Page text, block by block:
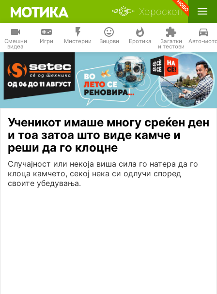
Хороскоп
Смешни
видеа
Игри Мистерии Вицови Еротика Загатки
и тестови
Авто-
Ученикот имаше многу среќен ден
и тоа затоа што виде камче и
реши да го клоцне
Случајност или некоја виша сила го натера да го
клоца камчето, секој нека си одлучи според
своите убедувања.